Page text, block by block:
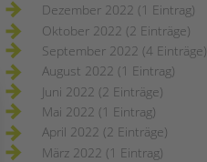
Dezember 2022 (1 Eintrag)
Oktober 2022 (2 Einträge)
September 2022 (4 Einträge)
August 2022 (1 Eintrag)
Juni 2022 (2 Einträge)
Mai 2022 (1 Eintrag)
April 2022 (2 Einträge)
März 2022 (1 Eintrag)